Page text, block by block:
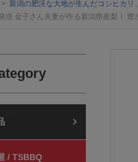
新潟の肥沃な大地が生んだコシヒカリ
送 金子さん夫妻が作る新潟県産梨！
/ TSBBQ